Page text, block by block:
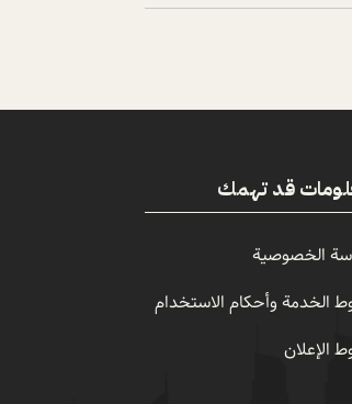
قد تهمك
الخصوصية
الخدمة وأحكام الاستخدام
الإعلان